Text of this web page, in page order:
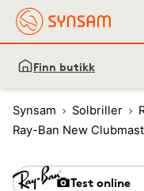
Finn butikk
Synsam Solbriller
Ray-Ban New
Test online